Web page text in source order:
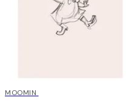
50%*
MOOMIN